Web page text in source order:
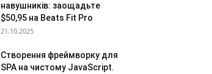
навушників: заощадьте
$50,95 на Beats Fit Pro
21.10.2025
Створення фреймворку для
SPA на чистому JavaScript.